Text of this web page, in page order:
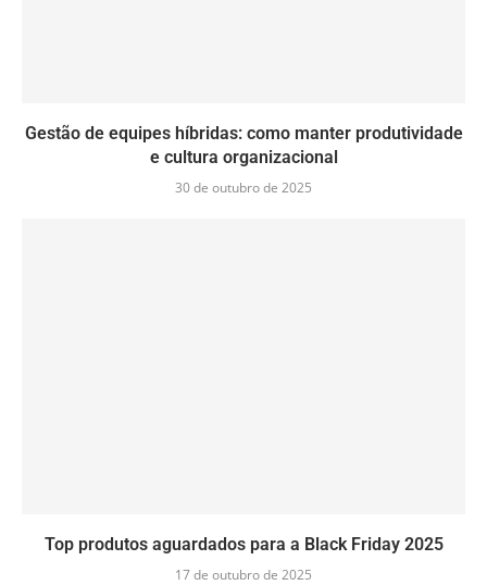
Gestão de equipes híbridas: como manter produtividade
e cultura organizacional
30 de outubro de 2025
Top produtos aguardados para a Black Friday 2025
17 de outubro de 2025